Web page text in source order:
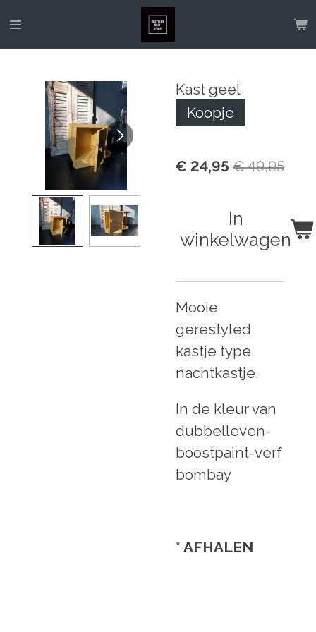
Ga
hoofdinhoud
Kast geel
Koopje
€ 24,95 € 49,95
In
winkelwagen
Mooie
gerestyled
kastje type
nachtkastje.
In de kleur van
dubbelleven-
boostpaint-verf
bombay
* AFHALEN